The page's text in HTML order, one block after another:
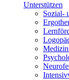
Unterstützen
Sozial-